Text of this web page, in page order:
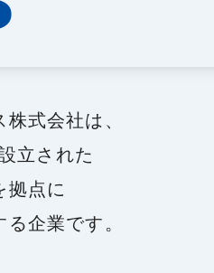
式会社は、
立された
拠点に
企業です。